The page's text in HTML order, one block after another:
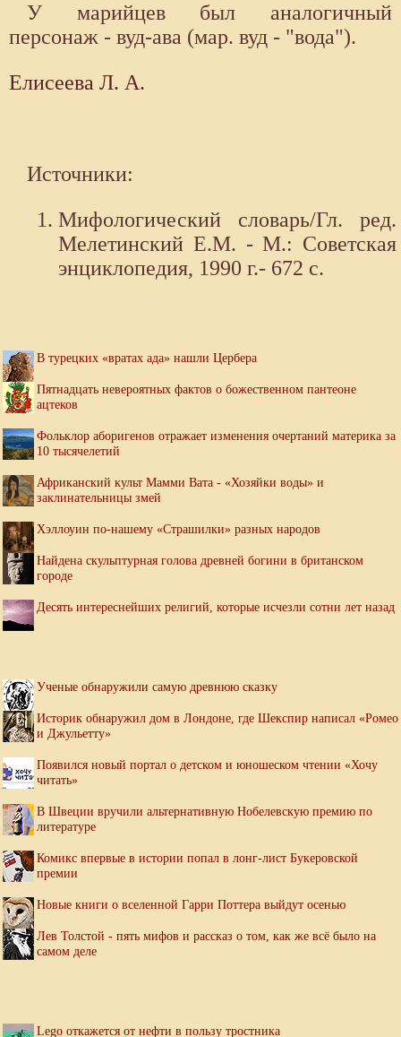
У марийцев был аналогичный
персонаж - вуд-ава (мар. вуд - "вода").
Елисеева Л. А.
Источники:
Мифологический словарь/Гл. ред.
Мелетинский Е.М. - М.: Советская
энциклопедия, 1990 г.- 672 с.
В турецких «вратах ада» нашли Цербера
Пятнадцать невероятных фактов о божественном пантеоне
ацтеков
Фольклор аборигенов отражает изменения очертаний материка за
10 тысячелетий
Африканский культ Мамми Вата - «Хозяйки воды» и
заклинательницы змей
Хэллоуин по-нашему «Страшилки» разных народов
Найдена скульптурная голова древней богини в британском
городе
Десять интереснейших религий, которые исчезли сотни лет назад
Ученые обнаружили самую древнюю сказку
Историк обнаружил дом в Лондоне, где Шекспир написал «Ромео
и Джульетту»
Появился новый портал о детском и юношеском чтении «Хочу
читать»
В Швеции вручили альтернативную Нобелевскую премию по
литературе
Комикс впервые в истории попал в лонг-лист Букеровской
премии
Новые книги о вселенной Гарри Поттера выйдут осенью
Лев Толстой - пять мифов и рассказ о том, как же всё было на
самом деле
Lego откажется от нефти в пользу тростника